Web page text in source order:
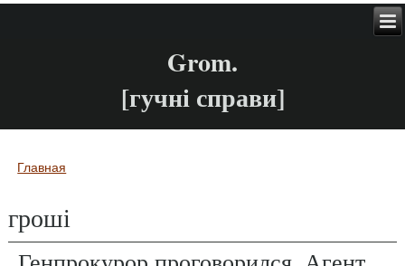
Grom.
[гучні справи]
Вы здесь
Главная
гроші